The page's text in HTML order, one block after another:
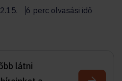
6 perc olvasási idő
látni